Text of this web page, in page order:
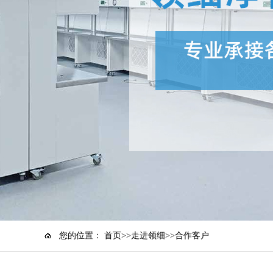
您的位置： 首页>>走进领细>>合作客户